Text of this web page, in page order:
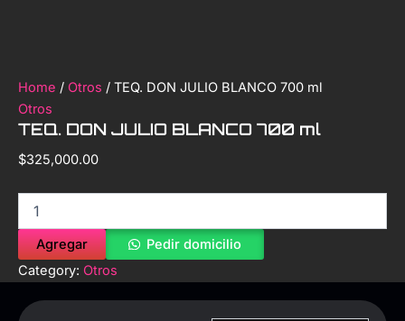
Home / Otros / TEQ. DON JULIO BLANCO 700 ml
Otros
TEQ. DON JULIO BLANCO 700 ml
$325,000.00
Agregar
Pedir domicilio
Category: Otros